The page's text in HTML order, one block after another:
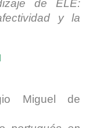
de ELE:
y la
Miguel de